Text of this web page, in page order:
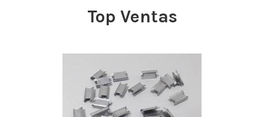
Top Ventas